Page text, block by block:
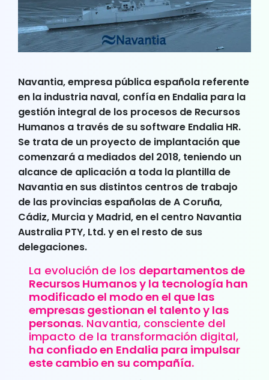
Navantia, empresa pública española referente
en la industria naval, confía en Endalia para la
gestión integral de los procesos de Recursos
Humanos a través de su software Endalia HR.
Se trata de un proyecto de implantación que
comenzará a mediados del 2018, teniendo un
alcance de aplicación a toda la plantilla de
Navantia en sus distintos centros de trabajo
de las provincias españolas de A Coruña,
Cádiz, Murcia y Madrid, en el centro Navantia
Australia PTY, Ltd. y en el resto de sus
delegaciones.
La evolución de los departamentos de
Recursos Humanos y la tecnología han
modificado el modo en el que las
empresas gestionan el talento y las
personas. Navantia, consciente del
impacto de la transformación digital,
ha confiado en Endalia para impulsar
este cambio en su compañía.